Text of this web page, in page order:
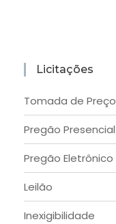
Licitações
Tomada de Preço
Pregão Presencial
Pregão Eletrônico
Leilão
Inexigibilidade